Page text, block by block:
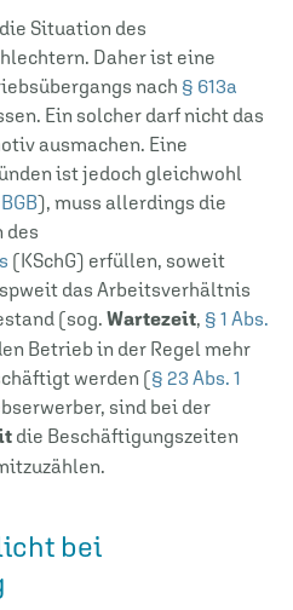
Situation des
Daher ist eine
nach § 613a
Ein solcher darf nicht das
ausmachen. Eine
ist jedoch gleichwohl
), muss allerdings die
des
(KSchG) erfüllen, soweit
das Arbeitsverhältnis
(sog. Wartezeit § 1 Abs.
Betrieb in der Regel mehr
werden (§ 23 Abs. 1
sind bei der
die Beschäftigungszeiten
bei